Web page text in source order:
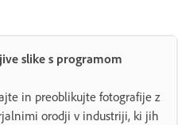
slike s programom
in preoblikujte fotografije z
orodji v industriji, ki jih